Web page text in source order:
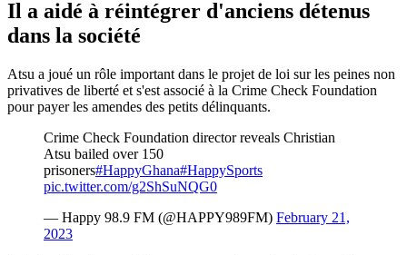
Il a aidé à réintégrer d'anciens détenus
dans la société
Atsu a joué un rôle important dans le projet de loi sur les peines non
privatives de liberté et s'est associé à la Crime Check Foundation
pour payer les amendes des petits délinquants.
Crime Check Foundation director reveals Christian
Atsu bailed over 150
prisoners#HappyGhana#HappySports
pic.twitter.com/g2ShSuNQG0
— Happy 98.9 FM (@HAPPY989FM) February 21,
2023